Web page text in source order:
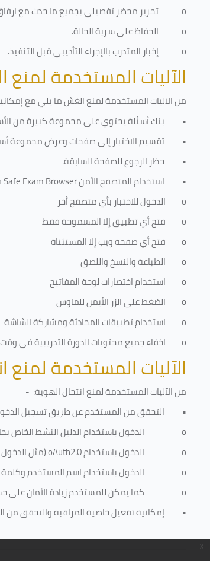
o
تحرير محضر تفصيلي بجميع ما حدث مع
o
الحفاظ على سرية الحالة.
o
إخبار المتدرب بالإجراء التأديبي قبل التنفيذ.
الآليات المستخدمة
من الآليات المستخدمة لمنع الغش ما يلي مع
• بنك أسئلة يحتوي على مجموعة كبيرة من
• تقسيم الاختبار إلى صفحات وعرض مجموعة
• حظر الرجوع للصفحة السابقة.
• استخدام المتصفح الأمنSafe Exam Browser
o
الدخول للاختبار بأي متصفح أخر
o
فتح أي تطبيق إلا المسموحة فقط
o
فتح أي صفحة ويب إلا المستثناة
o
الطباعة والنسخ واللصق
o
استخدام اختصارات لوحة المفاتيح
o
الضغط على الزر الأيمن للماوس
o
استخدام تطبيقات المحادثة ومشاركة الشاشة
o
اخفاء جميع محتويات الدورة التدريبية في وقت
الآليات المستخدمة لمنع
من الآليات المستخدمة لمنعانتحال الهوية: -
• التحقق من المستخدم عن طريق تسجيل
o
الدخول باستخدام الدليل النشط الخاص
o
الدخول باستخدامoAuth2.0(مثل
o
الدخول باستخدام اسم المستخدم وكلمة
o
كما يمكن للمستخدم زيادة الأمان
• إمكانية تفعيل خاصية المراقبة والتحقق من